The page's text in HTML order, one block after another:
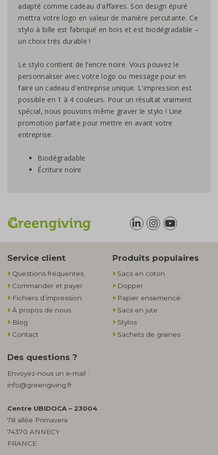
adapté comme cadeau d'affaires. Son design épuré
mettra votre logo en valeur de manière percutante. Ce
stylo à bille est fabriqué en bois et est biodégradable –
un choix très durable !
Le stylo contient de l’encre noire. Vous pouvez le
personnaliser avec votre logo ou message pour en
faire un cadeau d'entreprise unique. L'impression est
possible en 1 à 4 couleurs. Pour un résultat vraiment
spécial, nous pouvons même graver le stylo ! Une
promotion parfaite pour mettre en avant votre
entreprise.
Biodégradable
Écriture noire
Service client
Questions fréquentes
Commander et payer
Fichiers d’impression
À propos de nous
Blog
Contact
Produits populaires
Sacs en coton
Dopper
Papier ensemencé
Sacs en jute
Stylos
Sachets de graines
Des questions ?
Envoyez-nous un e-mail :
info@greengiving.fr
Centre UBIDOCA – 23004
78 allée Primavera
74370 ANNECY
FRANCE